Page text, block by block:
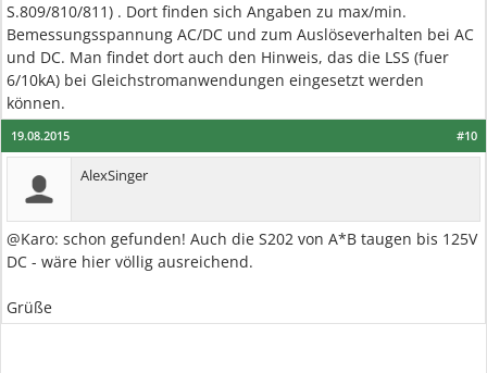
S.809/810/811) . Dort finden sich Angaben zu max/min.
Bemessungsspannung AC/DC und zum Auslöseverhalten bei AC
und DC. Man findet dort auch den Hinweis, das die LSS (fuer
6/10kA) bei Gleichstromanwendungen eingesetzt werden
können.
#10
19.08.2015
AlexSinger
@Karo: schon gefunden! Auch die S202 von A*B taugen bis 125V
DC - wäre hier völlig ausreichend.
Grüße